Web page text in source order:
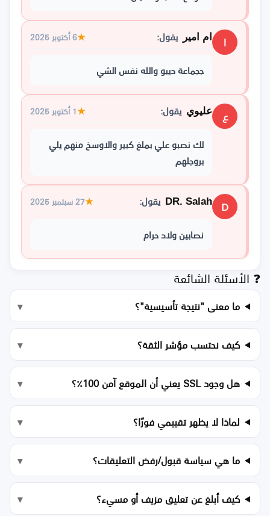
ا ام امير يقول: ★6 أكتوبر 2025
ججماعة ديبو والله نفس الشي
ع عليوي يقول: ★1 أكتوبر 2025
بروجلهم
D
DR. Salah يقول: ★27 سبتمبر 2025
نصابين ولاد حرام
❓ الأسئلة الشائعة
ما معنى "نتيجة تأسيسية"؟
كيف نحتسب مؤشر الثقة؟
هل وجود SSL يعني أن الموقع آمن 100٪؟
لماذا لا يظهر تقييمي فورًا؟
ما هي سياسة قبول/رفض التعليقات؟
كيف أبلغ عن تعليق مزيف أو مسيء؟